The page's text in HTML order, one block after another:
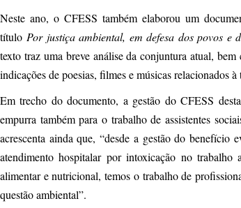
Neste ano, o CFESS também elaborou um
título Por justiça ambiental, em defesa dos povos
texto traz uma breve análise da conjuntura atual,
indicações de poesias, filmes e músicas relacionados à
Em trecho do documento, a gestão do CFESS
empurra também para o trabalho de assistentes
acrescenta ainda que, “desde a gestão do benefício
atendimento hospitalar por intoxicação no trabalho
alimentar e nutricional, temos o trabalho de
questão ambiental”.